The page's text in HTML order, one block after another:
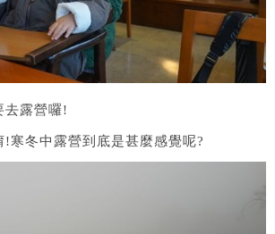
露營囉!
!寒冬中露營到底是甚麼感覺呢?